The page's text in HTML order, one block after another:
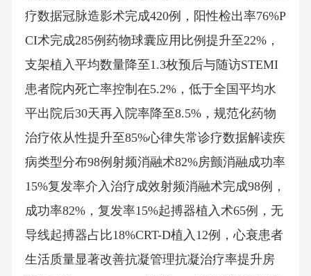
疗数据冠脉造影术完成420例，阳性检出率76%P
CI术完成285例药物球囊应用比例提升至22%，
支架植入平均数量降至1.3枚预后与随访STEMI
患者院内死亡率控制在5.2%，低于全国平均水
平出院后30天再入院率降至8.5%，规范化药物
治疗依从性提升至85%心律失常诊疗数据解读疾
病类型分布98例射频消融术82%房颤消融成功率
15%复发率介入治疗成效射频消融术完成98例，
成功率82%，复发率15%起搏器植入术65例，无
导线起搏器占比18%CRT-D植入12例，心衰患者
生活质量显著改善抗凝管理抗凝治疗率提升房